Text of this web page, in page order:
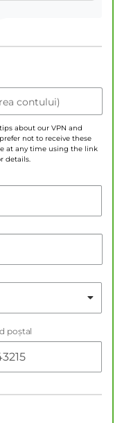
contului)
about our VPN and
not to receive these
at any time using the link
details.
poştal